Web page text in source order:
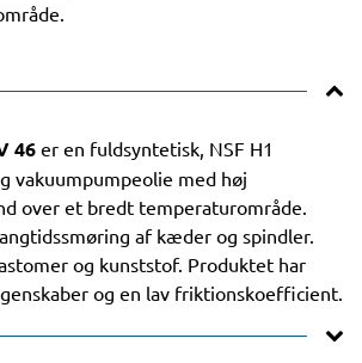
46 er en fuldsyntetisk, NSF H1
vakuumpumpeolie med høj
over et bredt temperaturområde.
af kæder og spindler.
og kunststof. Produktet har
og en lav friktionskoefficient.